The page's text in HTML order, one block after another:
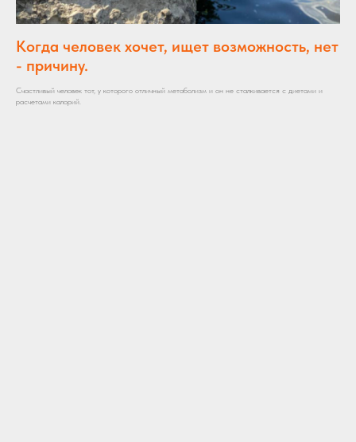
Когда человек хочет, ищет возможность, нет
- причину.
Счастливый человек тот, у которого отличный метаболизм и он не сталкивается с диетами и
расчетами калорий.